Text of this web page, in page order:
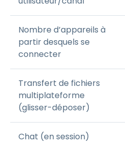
Nombre d’appareils à
partir desquels se
connecter
Transfert de fichiers
multiplateforme
(glisser-déposer)
Chat (en session)